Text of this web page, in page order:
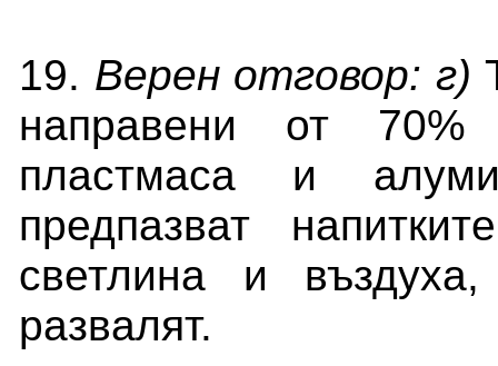
19. Верен отговор: г)
направени от
пластмаса и
предпазват
светлина и
развалят.